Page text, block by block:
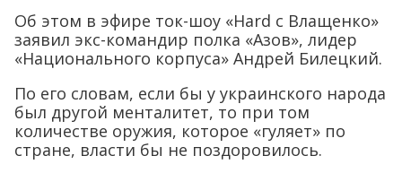
Об этом в эфире ток-шоу «Hard с Влащенко»
заявил экс-командир полка «Азов», лидер
«Национального корпуса» Андрей Билецкий.
По его словам, если бы у украинского народа
был другой менталитет, то при том
количестве оружия, которое «гуляет» по
стране, власти бы не поздоровилось.